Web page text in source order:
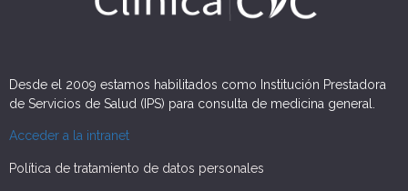
Desde el 2009 estamos habilitados como Institución Prestadora
de Servicios de Salud (IPS) para consulta de medicina general.
Acceder a la intranet
Política de tratamiento de datos personales